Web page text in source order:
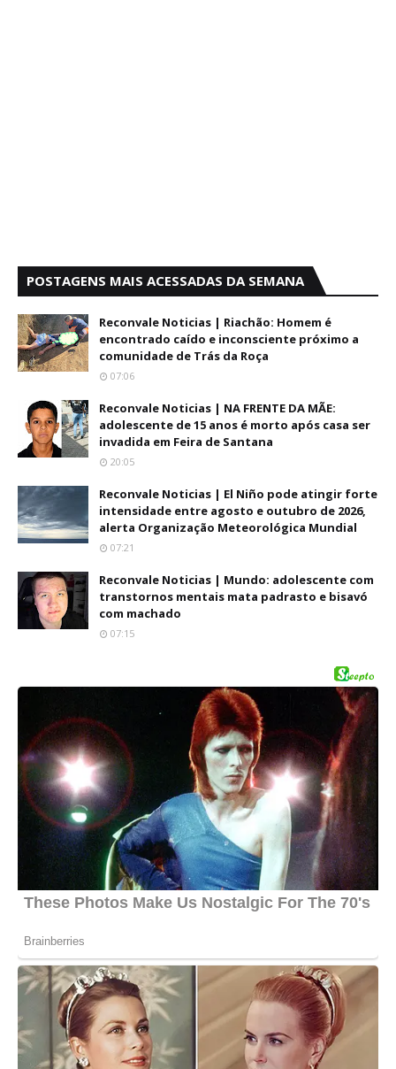
POSTAGENS MAIS ACESSADAS DA SEMANA
Reconvale Noticias | Riachão: Homem é
encontrado caído e inconsciente próximo a
comunidade de Trás da Roça
07:06
Reconvale Noticias | NA FRENTE DA MÃE:
adolescente de 15 anos é morto após casa ser
invadida em Feira de Santana
20:05
Reconvale Noticias | El Niño pode atingir forte
intensidade entre agosto e outubro de 2026,
alerta Organização Meteorológica Mundial
07:21
Reconvale Noticias | Mundo: adolescente com
transtornos mentais mata padrasto e bisavó
com machado
07:15